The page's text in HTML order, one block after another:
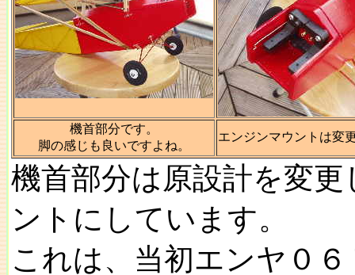
機首部分です。
脚の感じも良いですよね。
エンジンマウントは変
機首部分は原設計を変
ントにしています。
これは、当初エンヤ０